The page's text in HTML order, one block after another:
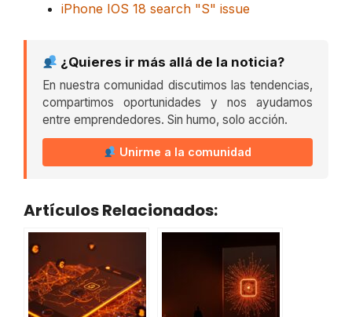
iPhone IOS 18 search "S" issue
¿Quieres ir más allá de la noticia?
En nuestra comunidad discutimos las tendencias,
compartimos oportunidades y nos ayudamos
entre emprendedores. Sin humo, solo acción.
Unirme a la comunidad
Artículos Relacionados: